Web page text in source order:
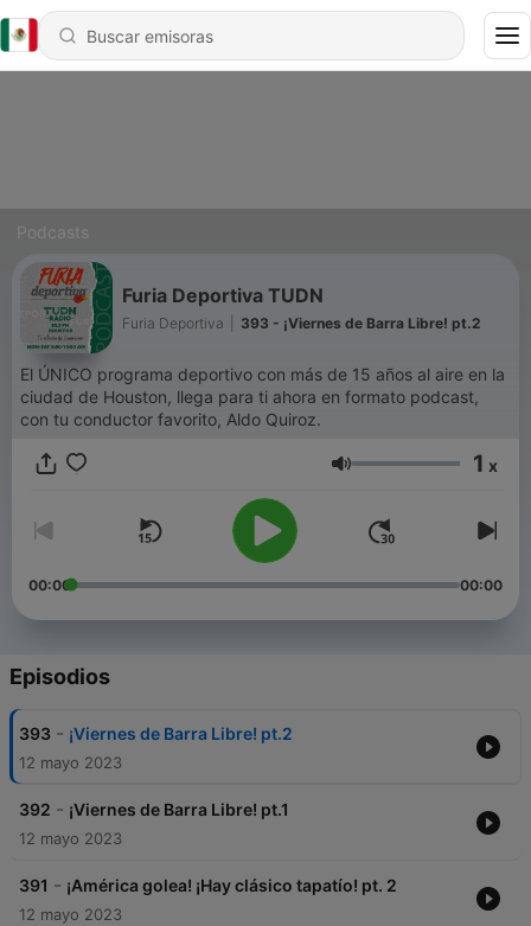
Podcasts
Furia Deportiva TUDN
Furia Deportiva 393 - ¡Viernes de Barra Libre! pt.2
El ÚNICO programa deportivo con más de 15 años al aire en la
ciudad de Houston, llega para ti ahora en formato podcast,
con tu conductor favorito, Aldo Quiroz.
Volumen 1 x
00:00 00:00
Episodios
393 - ¡Viernes de Barra Libre! pt.2
12 mayo 2023
392 - ¡Viernes de Barra Libre! pt.1
12 mayo 2023
391 - ¡América golea! ¡Hay clásico tapatío! pt. 2
12 mayo 2023